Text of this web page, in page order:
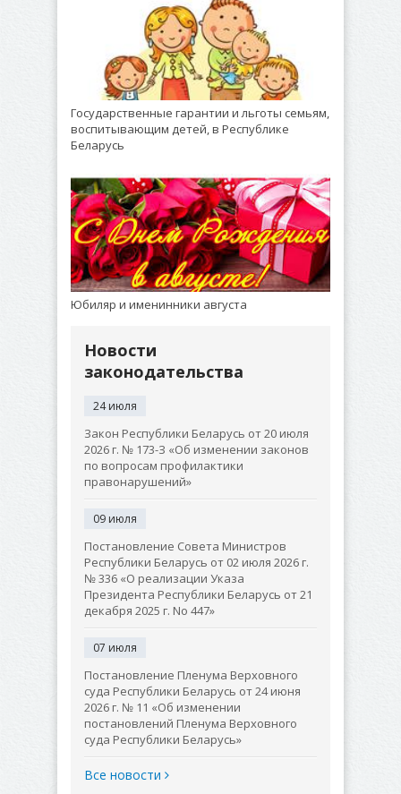
Государственные гарантии и льготы семьям,
воспитывающим детей, в Республике
Беларусь
Юбиляр и именинники августа
Новости
законодательства
24 июля
Закон Республики Беларусь от 20 июля
2026 г. № 173-З «Об изменении законов
по вопросам профилактики
правонарушений»
09 июля
Постановление Совета Министров
Республики Беларусь от 02 июля 2026 г.
№ 336 «О реализации Указа
Президента Республики Беларусь от 21
декабря 2025 г. No 447»
07 июля
Постановление Пленума Верховного
суда Республики Беларусь от 24 июня
2026 г. № 11 «Об изменении
постановлений Пленума Верховного
суда Республики Беларусь»
Все новости